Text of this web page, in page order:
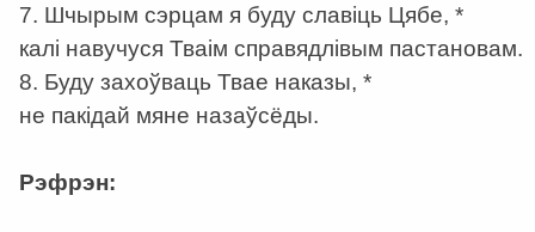
7. Шчырым сэрцам я буду славіць Цябе, *
калі навучуся Тваім справядлівым пастановам.
8. Буду захоўваць Твае наказы, *
не пакідай мяне назаўсёды.
Рэфрэн: